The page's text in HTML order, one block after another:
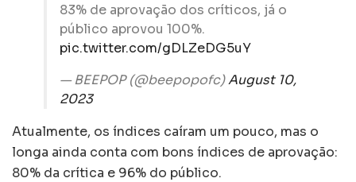
83% de aprovação dos críticos, já o
público aprovou 100%.
pic.twitter.com/gDLZeDG5uY
— BEEPOP (@beepopofc)August 10,
2023
Atualmente, os índices caíram um pouco, mas o
longa ainda conta com bons índices de aprovação:
80% da crítica e 96% do público.